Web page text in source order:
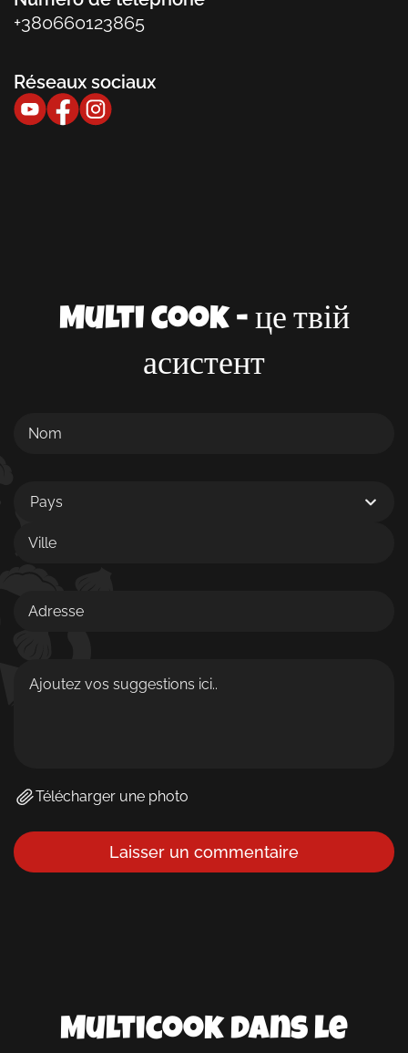
+380660123865
Réseaux sociaux
Multi cook - це твій
асистент
Pays
Télécharger une photo
Laisser un commentaire
Multicook dans le